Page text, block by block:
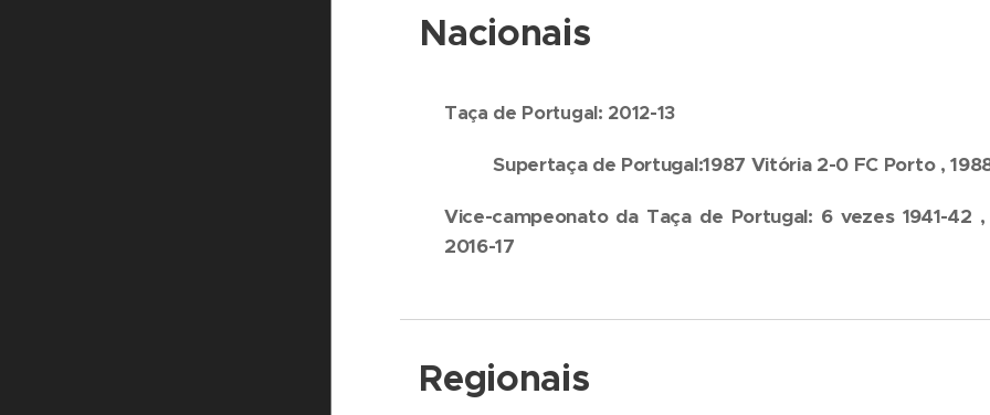
Nacionais
Taça de Portugal: 2012-13
Supertaça de Portugal:1987 Vitória 2-0 FC Porto,
Vice-campeonato da Taça de Portugal: 6 vezes 1941-42
2016-17
Regionais